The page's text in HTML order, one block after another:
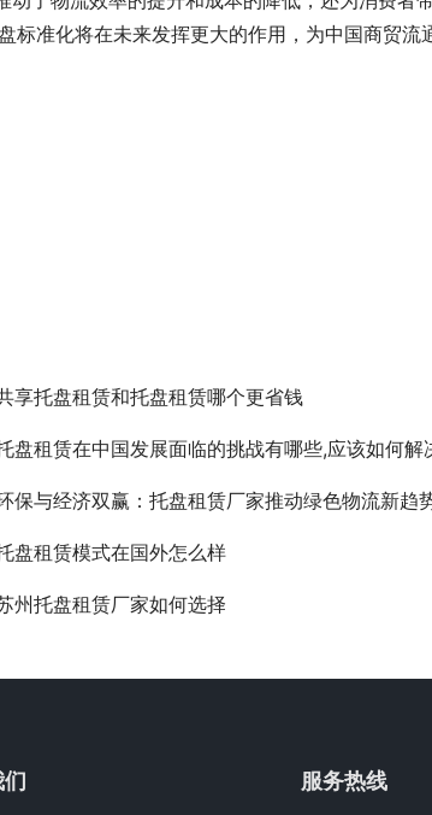
标准化将在未来发挥更大的作用，为中国商贸流
享托盘租赁和托盘租赁哪个更省钱
盘租赁在中国发展面临的挑战有哪些,应该如何解
保与经济双赢：托盘租赁厂家推动绿色物流新趋
盘租赁模式在国外怎么样
州托盘租赁厂家如何选择
服务热线